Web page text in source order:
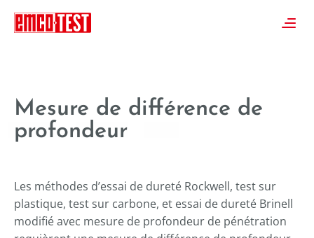
---- ≡
Mesure de différence de
profondeur
Les méthodes d’essai de dureté Rockwell, test sur
plastique, test sur carbone, et essai de dureté Brinell
modifié avec mesure de profondeur de pénétration